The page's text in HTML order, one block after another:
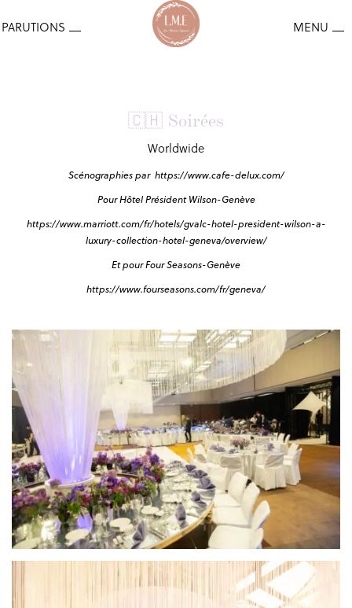
🇨🇭 Soirées
Worldwide
Scénographies par https://www.cafe-delux.com/
Pour Hôtel Président Wilson-Genève
https://www.marriott.com/fr/hotels/gvalc-hotel-president-wilson-a-
luxury-collection-hotel-geneva/overview/
Et pour Four Seasons-Genève
https://www.fourseasons.com/fr/geneva/